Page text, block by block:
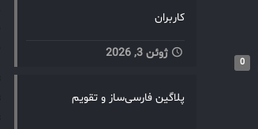
کاربران
ژوئن 3, 2026
0
پلاگین فارسی‌ساز و تقویم